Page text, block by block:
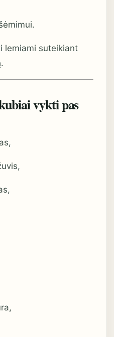
lemiami suteikiant
.
vykti pas